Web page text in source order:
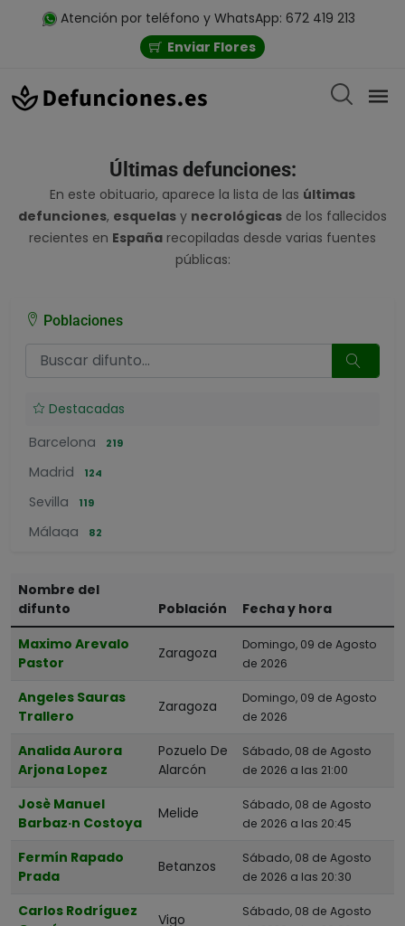
Atención por teléfono y WhatsApp: 672 419 213
Enviar Flores
Últimas defunciones:
En este obituario, aparece la lista de las últimas
defunciones, esquelas y necrológicas de los fallecidos
recientes en España recopiladas desde varias fuentes
públicas:
Poblaciones
Destacadas
Barcelona
219
Madrid 124
Sevilla 119
Málaga 82
Pamplona
Valladolid 51
Gijón 50
POR PROVINCIAS
A Coruña
Álava
Alicante
Nombre del
difunto
Población
Fecha y hora
Maximo Arevalo
Pastor
Zaragoza
Domingo, 09 de Agosto
de 2026
Angeles Sauras
Trallero
Zaragoza
Domingo, 09 de Agosto
de 2026
Analida Aurora
Arjona Lopez
Pozuelo De
Alarcón
Sábado, 08 de Agosto
de 2026 a las 21:00
Josè Manuel
Barbaz·n Costoya
Melide
Sábado, 08 de Agosto
de 2026 a las 20:45
Fermín Rapado
Prada
Betanzos
Sábado, 08 de Agosto
de 2026 a las 20:30
Carlos Rodríguez
Vigo
Sábado, 08 de Agosto